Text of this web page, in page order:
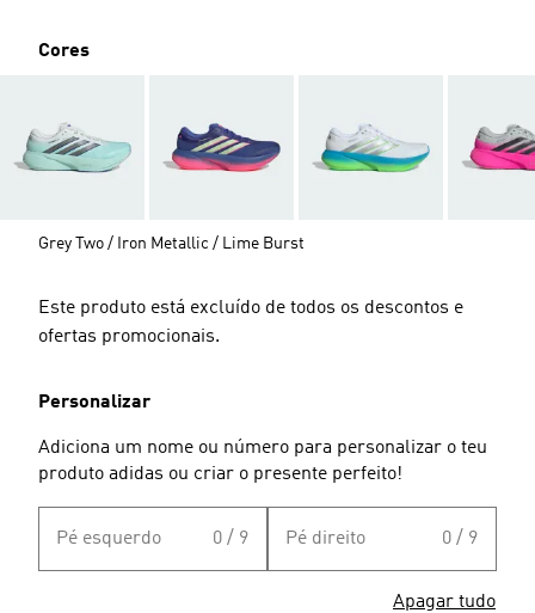
Cores
Grey Two / Iron Metallic / Lime Burst
Este produto está excluído de todos os descontos e
ofertas promocionais.
Personalizar
Adiciona um nome ou número para personalizar o teu
produto adidas ou criar o presente perfeito!
Pé esquerdo 0 / 9 Pé direito 0 / 9
Apagar tudo